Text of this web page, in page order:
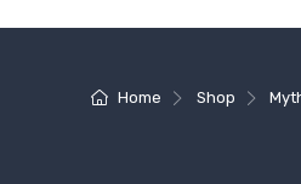
Home Shop